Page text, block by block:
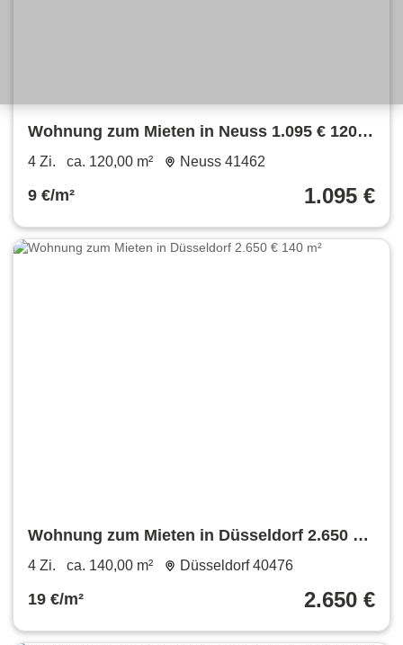
Wohnung zum Mieten in Neuss 1.095 € 120
m²
4 Zi. ca. 120,00 m² Neuss 41462
9 €/m² 1.095 €
Wohnung zum Mieten in Düsseldorf 2.650 €
140 m²
4 Zi. ca. 140,00 m² Düsseldorf 40476
19 €/m² 2.650 €